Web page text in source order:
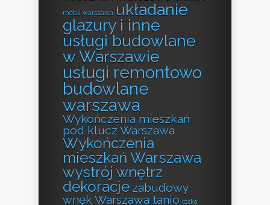
mebli warszawa układanie
glazury i inne
usługi budowlane
w Warszawie
usługi remontowo
budowlane
warszawa
Wykończenia mieszkań
pod klucz Warszawa
Wykończenia
mieszkań Warszawa
wystrój wnętrz
dekoracje zabudowy
wnęk Warszawa tanio łóżka